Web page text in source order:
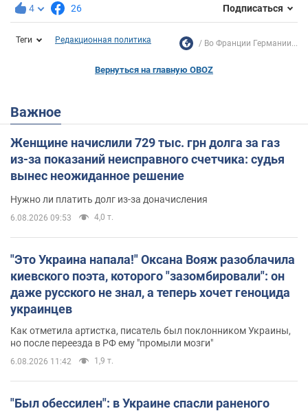
4 26 Подписаться
Теги Редакционная политика Во Франции Германии...
Вернуться на главную OBOZ
Важное
Женщине начислили 729 тыс. грн долга за газ
из-за показаний неисправного счетчика: судья
вынес неожиданное решение
Нужно ли платить долг из-за доначисления
6.08.2026 09:53 4,0 т.
"Это Украина напала!" Оксана Вояж разоблачила
киевского поэта, которого "зазомбировали": он
даже русского не знал, а теперь хочет геноцида
украинцев
Как отметила артистка, писатель был поклонником Украины,
но после переезда в РФ ему "промыли мозги"
6.08.2026 11:42 1,9 т.
"Был обессилен": в Украине спасли раненого